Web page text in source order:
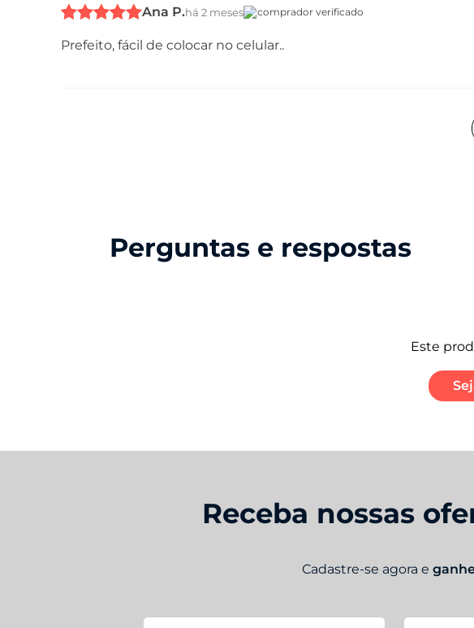
Ana P.há 2 meses comprador verificado
Prefeito, fácil de colocar no celular..
Perguntas e respostas
Este
Receba nossas
Cadastre-se agora e